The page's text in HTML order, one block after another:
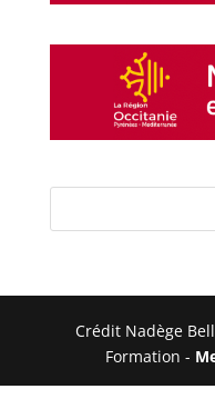
Crédit Nadège
Formation -